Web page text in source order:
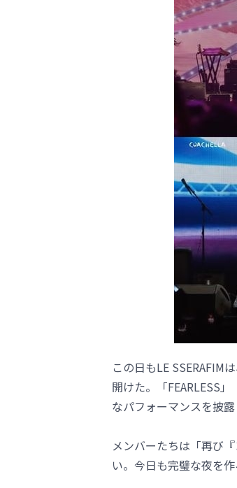
この日もLE SSERAFIM
開けた。「FEARLESS
なパフォーマンスを披
メンバーたちは「再び
い。今日も完璧な夜を作